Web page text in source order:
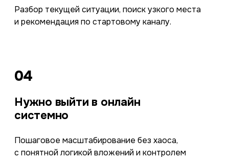
Разбор текущей ситуации, поиск узкого места
и рекомендация по стартовому каналу.
04
Нужно выйти в онлайн
системно
Пошаговое масштабирование без хаоса,
с понятной логикой вложений и контролем